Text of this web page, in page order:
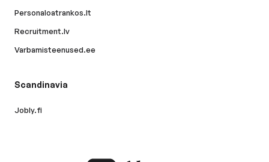
Personaloatrankos.lt
Recruitment.lv
Varbamisteenused.ee
Scandinavia
Jobly.fi